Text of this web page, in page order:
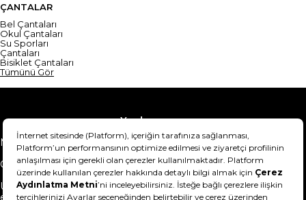
ÇANTALAR
Bel Çantaları
Okul Çantaları
Su Sporları
Çantaları
Bisiklet Çantaları
Tümünü Gör
Yardım
Mesafeli Satış Sözleşmesi
Teslimat Bilgisi
Gizlilik Sözleşmesi
Şartlar & Koşullar
Ürünümü nasıl iade
edebilirim?
Hakkımızda